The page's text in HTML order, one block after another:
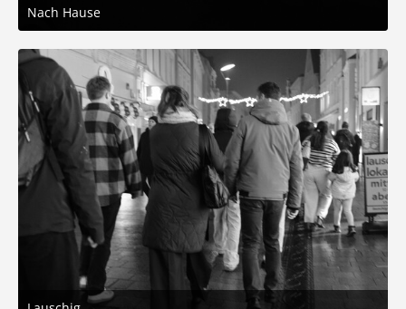
Nach Hause
20. Dezember 2025 um 17:09
3